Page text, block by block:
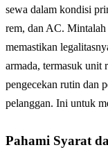
sewa dalam kondisi
rem, dan AC. Mintalah
memastikan
armada, termasuk unit
pengecekan rutin dan
pelanggan. Ini untuk
Pahami Syarat